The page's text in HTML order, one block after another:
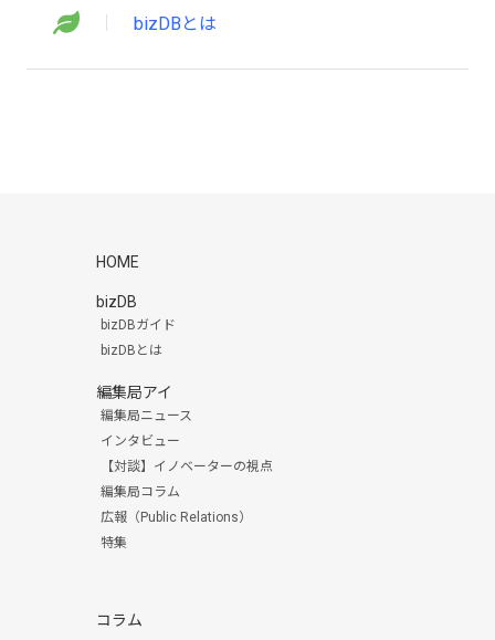
bizDBとは
HOME
bizDB
bizDBガイド
bizDBとは
編集局アイ
編集局ニュース
インタビュー
【対談】イノベーターの視点
編集局コラム
広報（Public Relations）
特集
コラム